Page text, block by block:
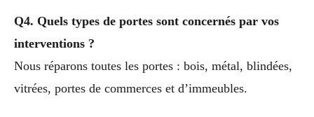
Q4. Quels types de portes sont concernés par vos
interventions ?
Nous réparons toutes les portes : bois, métal, blindées,
vitrées, portes de commerces et d’immeubles.